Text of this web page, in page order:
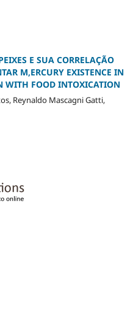
E SUA CORRELAÇÃO
M,ERCURY EXISTENCE IN
WITH FOOD INTOXICATION
Reynaldo Mascagni Gatti,